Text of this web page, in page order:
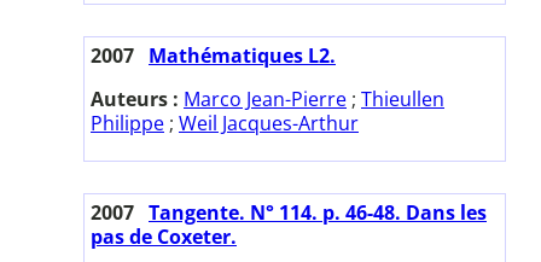
2007 Mathématiques L2.
Auteurs : Marco Jean-Pierre ; Thieullen
Philippe ; Weil Jacques-Arthur
2007 Tangente. N° 114. p. 46-48. Dans les
pas de Coxeter.